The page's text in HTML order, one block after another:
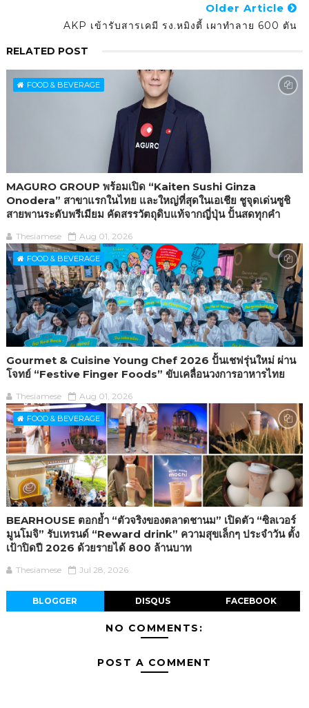
Older Article
AKP เข้ารับสารเคมี รง.หมิงตี้ เผาทำลาย 600 ตัน
RELATED POST
FOOD & BEVERAGE
MAGURO GROUP พร้อมเปิด “Kaiten Sushi Ginza
Onodera” สาขาแรกในไทย และใหญ่ที่สุดในเอเชีย ชูจุดเด่นซูชิ
สายพานระดับพรีเมียม คัดสรรวัตถุดิบแท้จากญี่ปุ่น ปั้นสดทุกคำ
Thesiamese Aug 01, 2026
FOOD & BEVERAGE
Gourmet & Cuisine Young Chef 2026 ปั้นเชฟรุ่นใหม่ ผ่าน
โจทย์ “Festive Finger Foods” ขับเคลื่อนวงการอาหารไทย
Thesiamese Aug 01, 2026
FOOD & BEVERAGE
BEARHOUSE ตอกย้ำ “ตัวจริงของตลาดชานม” เปิดตัว “ซิลเวอร์
มูนโมจิ” รับเทรนด์ “Reward drink” ความสุขเล็กๆ ประจำวัน ตั้ง
เป้าปิดปี 2026 ด้วยรายได้ 800 ล้านบาท
Thesiamese Jul 28, 2026
BLOGGER DISQUS FACEBOOK
NO COMMENTS:
POST A COMMENT